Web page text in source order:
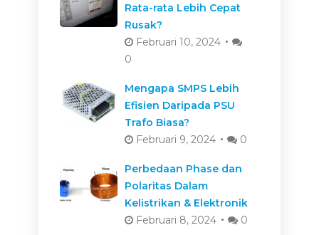
Rata-rata Lebih Cepat
Rusak?
Februari 10, 2024
0
Mengapa SMPS Lebih
Efisien Daripada PSU
Trafo Biasa?
Februari 9, 2024
0
Perbedaan Phase dan
Polaritas Dalam
Kelistrikan & Elektronik
Februari 8, 2024
0